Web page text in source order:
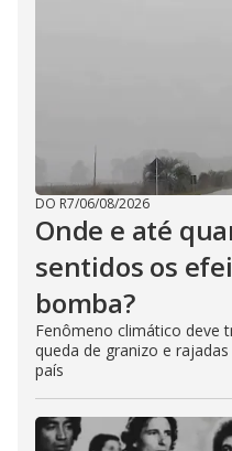
DO R7/06/08/2026
Onde e até
sentidos os
bomba?
Fenômeno climático deve
queda de granizo e
país